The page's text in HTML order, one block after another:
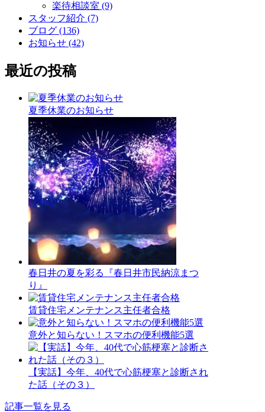
楽待相談室 (9)
スタッフ紹介 (7)
ブログ (136)
お知らせ (42)
最近の投稿
夏季休業のお知らせ
春日井の夏を彩る『春日井市民納涼まつ
り』
賃貸住宅メンテナンス主任者合格
意外と知らない！スマホの便利機能5選
【実話】今年、40代で心筋梗塞と診断され
た話（その３）
記事一覧を見る